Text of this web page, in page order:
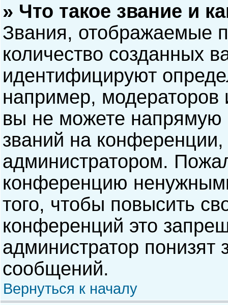
» Что такое звание и
Звания, отображаемые
количество созданных
идентифицируют
например,
вы не можете напрямую
званий на
администратором.
конференцию
того, чтобы повысить
конференций это
администратор понизят
сообщений.
Вернуться к началу